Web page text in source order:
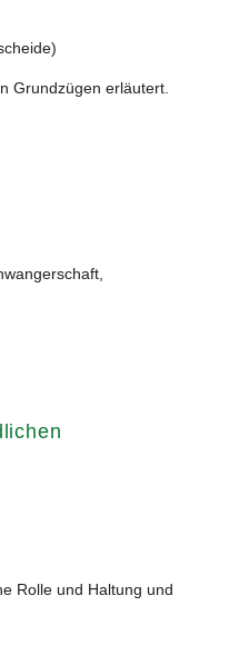
Grundzügen erläutert.
Rolle und Haltung und